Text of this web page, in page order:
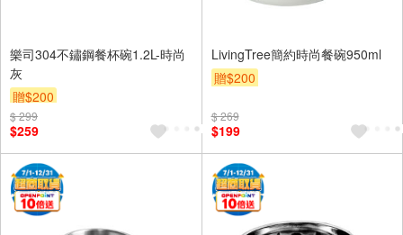
樂司304不鏽鋼餐杯碗1.2L-時尚
灰
贈$200
$ 299
$259
LivingTree簡約時尚餐碗950ml
贈$200
$ 269
$199